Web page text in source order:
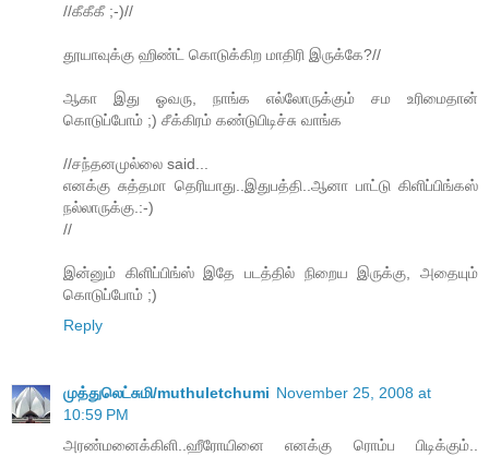
//கீகீகீ ;-)//
தூயாவுக்கு ஹிண்ட் கொடுக்கிற மாதிரி இருக்கே?//
ஆகா இது ஓவரு, நாங்க எல்லோருக்கும் சம உரிமைதான்
கொடுப்போம் ;) சீக்கிரம் கண்டுபிடிச்சு வாங்க
//சந்தனமுல்லை said...
எனக்கு சுத்தமா தெரியாது..இதுபத்தி..ஆனா பாட்டு கிளிப்பிங்கஸ்
நல்லாருக்கு.:-)
//
இன்னும் கிளிப்பிங்ஸ் இதே படத்தில் நிறைய இருக்கு, அதையும்
கொடுப்போம் ;)
Reply
முத்துலெட்சுமி/muthuletchumi November 25, 2008 at
10:59 PM
அரண்மனைக்கிளி..ஹீரோயினை எனக்கு ரொம்ப பிடிக்கும்..